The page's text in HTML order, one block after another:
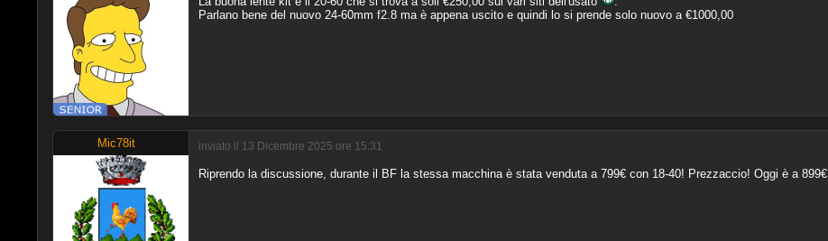
Parlano bene del nuovo 24-60mm f2.8 ma è appena uscito e quindi lo si prende solo nuovo a €1000,00
Mic78it inviato il 13 Dicembre 2025 ore 15:31
Riprendo la discussione, durante il BF la stessa macchina è stata venduta a 799€ con 18-40! Prezzaccio! Oggi è a 899€